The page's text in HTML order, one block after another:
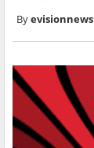
evisionnews